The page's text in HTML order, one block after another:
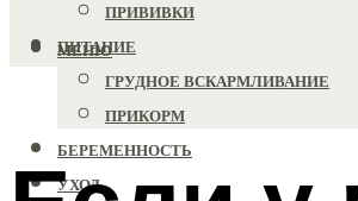
ПРИВИВКИ
ПИТАНИЕ
ГРУДНОЕ ВСКАРМЛИВАНИЕ
ПРИКОРМ
БЕРЕМЕННОСТЬ
УХОД
МЕНЮ